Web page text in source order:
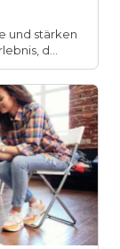
und stärken
d...